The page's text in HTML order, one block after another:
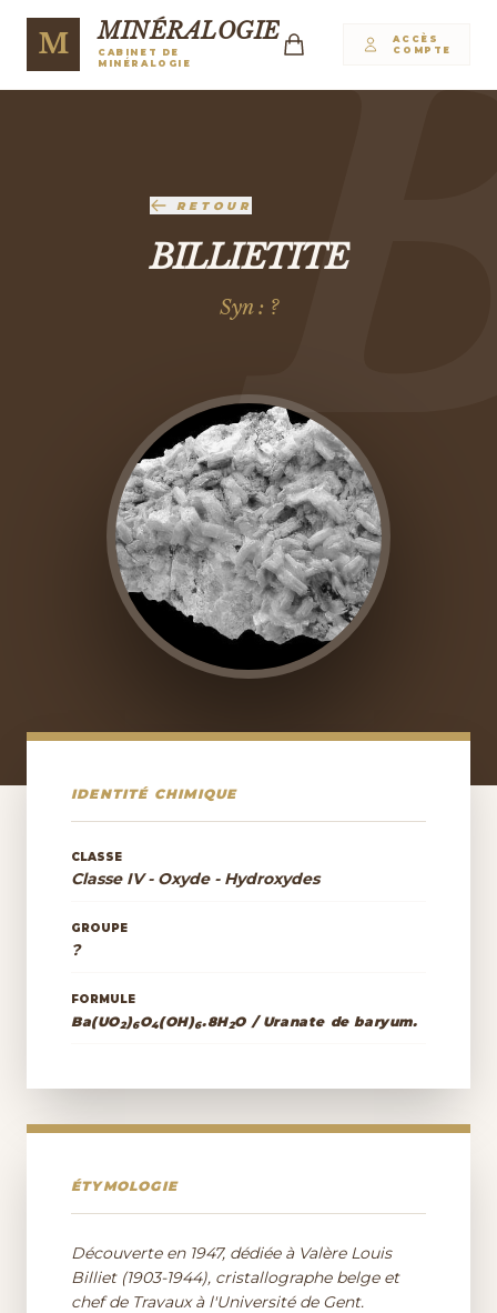
M MINÉRALOGIE
CABINET DE
MINÉRALOGIE
ACCÈS
COMPTE
RETOUR
BILLIETITE
Syn : ?
IDENTITÉ CHIMIQUE
CLASSE
Classe IV - Oxyde - Hydroxydes
GROUPE
?
FORMULE
Ba(UO2)6O4(OH)6.8H2O / Uranate de baryum.
ÉTYMOLOGIE
Découverte en 1947, dédiée à Valère Louis
Billiet (1903-1944), cristallographe belge et
chef de Travaux à l'Université de Gent.